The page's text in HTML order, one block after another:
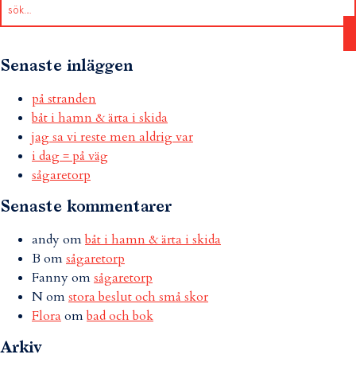
Senaste inläggen
på stranden
båt i hamn & ärta i skida
jag sa vi reste men aldrig var
i dag = på väg
sågaretorp
Senaste kommentarer
andyombåt i hamn & ärta i skida
B omsågaretorp
Fannyomsågaretorp
Nomstora beslut och små skor
Flora ombad och bok
Arkiv